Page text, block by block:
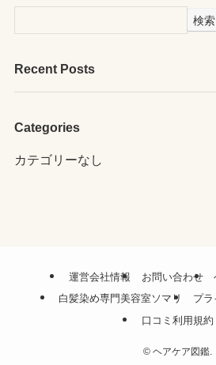
検索
Recent Posts
Categories
カテゴリーなし
運営会社情報 お問い合わせ
白髪染め専門美容室ソマリ
プ
口コミ利用規約
©ヘアケア図鑑.